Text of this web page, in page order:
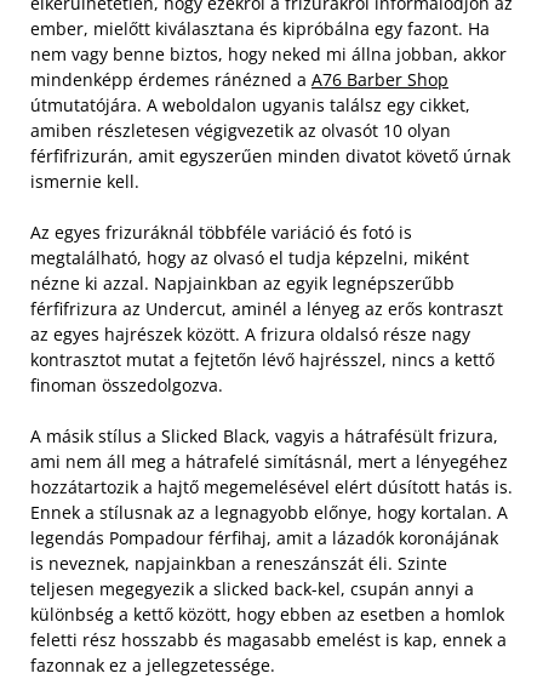
ember, mielőtt kiválasztana és kipróbálna egy fazont. Ha
nem vagy benne biztos, hogy neked mi állna jobban, akkor
mindenképp érdemes ránézned a A76 Barber Shop
útmutatójára. A weboldalon ugyanis találsz egy cikket,
amiben részletesen végigvezetik az olvasót 10 olyan
férfifrizurán, amit egyszerűen minden divatot követő úrnak
ismernie kell.
Az egyes frizuráknál többféle variáció és fotó is
megtalálható, hogy az olvasó el tudja képzelni, miként
nézne ki azzal. Napjainkban az egyik legnépszerűbb
férfifrizura az Undercut, aminél a lényeg az erős kontraszt
az egyes hajrészek között. A frizura oldalsó része nagy
kontrasztot mutat a fejtetőn lévő hajrésszel, nincs a kettő
finoman összedolgozva.
A másik stílus a Slicked Black, vagyis a hátrafésült frizura,
ami nem áll meg a hátrafelé simításnál, mert a lényegéhez
hozzátartozik a hajtő megemelésével elért dúsított hatás is.
Ennek a stílusnak az a legnagyobb előnye, hogy kortalan. A
legendás Pompadour férfihaj, amit a lázadók koronájának
is neveznek, napjainkban a reneszánszát éli. Szinte
teljesen megegyezik a slicked back-kel, csupán annyi a
különbség a kettő között, hogy ebben az esetben a homlok
feletti rész hosszabb és magasabb emelést is kap, ennek a
fazonnak ez a jellegzetessége.